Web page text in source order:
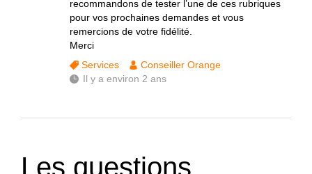
recommandons de tester l’une de ces rubriques
pour vos prochaines demandes et vous
remercions de votre fidélité.
Merci
Services
Conseiller Orange
Il y a environ 2 ans
Les questions